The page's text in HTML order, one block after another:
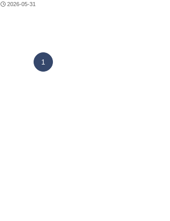
2026-05-31
1